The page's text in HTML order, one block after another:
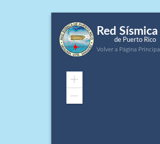
Red Sísmica
de Puerto Rico
Volver a Página Principal
Zoom